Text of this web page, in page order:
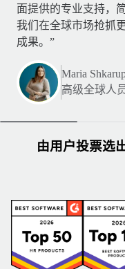
面提供的专业支持，
我们在全球市场抢抓
成果。”
Maria
高级全球人
由用户投票选